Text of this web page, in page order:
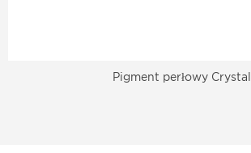
Pigment perłowy Crystal